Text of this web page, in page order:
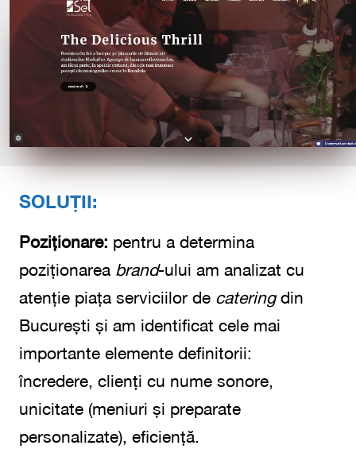
SOLUȚII:
Poziționare: pentru a determina
poziționarea brand-ului am analizat cu
atenție piața serviciilor de cateringdin
București și am identificat cele mai
importante elemente definitorii:
încredere, clienți cu nume sonore,
unicitate (meniuri și preparate
personalizate), eficiență.